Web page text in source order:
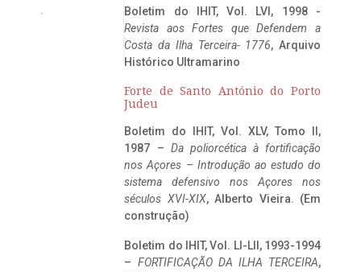
Boletim do IHIT, Vol. LVI, 1998 -
Revista aos Fortes que Defendem a
Costa da Ilha Terceira- 1776, Arquivo
Histórico Ultramarino
Forte de Santo António do Porto
Judeu
Boletim do IHIT, Vol. XLV, Tomo II,
1987 – Da poliorcética à fortificação
nos Açores – Introdução ao estudo do
sistema defensivo nos Açores nos
séculos XVI-XIX, Alberto Vieira. (Em
construção)
Boletim do IHIT, Vol. LI-LII, 1993-1994
– FORTIFICAÇÃO DA ILHA TERCEIRA,